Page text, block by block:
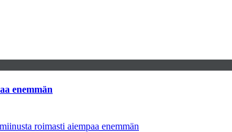
enemmän
roimasti aiempaa enemmän